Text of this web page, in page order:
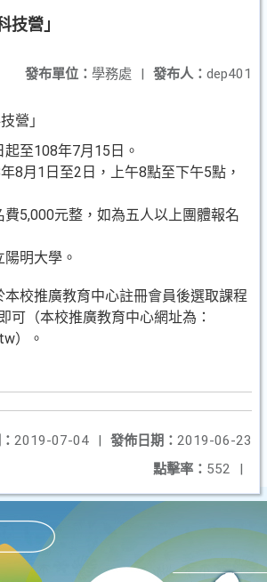
技營」
發布人： dep401
發布單位： 學務處 |
營」
至108年7月15日。
8月1日至2日，上午8點至下午5點，
5,000元整，如為五人以上團體報名
明大學。
本校推廣教育中心註冊會員後選取課程
可（本校推廣教育中心網址為：
）。
發佈日期： 2019-06-23
2019-07-04
|
點擊率： 552 |